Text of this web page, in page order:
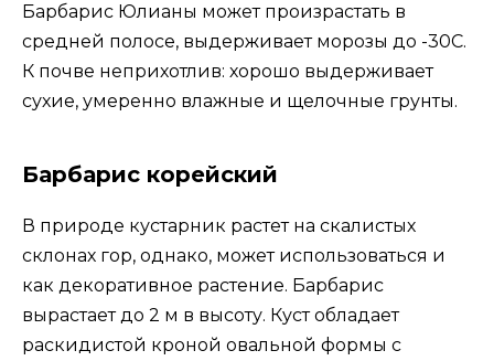
Барбарис Юлианы может произрастать в
средней полосе, выдерживает морозы до -30С.
К почве неприхотлив: хорошо выдерживает
сухие, умеренно влажные и щелочные грунты.
Барбарис корейский
В природе кустарник растет на скалистых
склонах гор, однако, может использоваться и
как декоративное растение. Барбарис
вырастает до 2 м в высоту. Куст обладает
раскидистой кроной овальной формы с